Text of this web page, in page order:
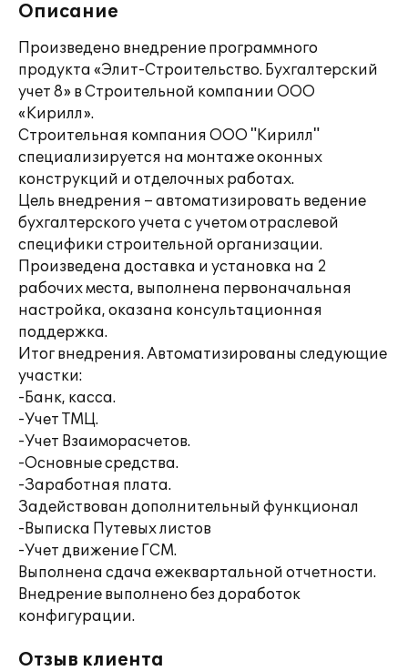
Описание
Произведено внедрение программного
продукта «Элит-Строительство. Бухгалтерский
учет 8» в Строительной компании ООО
«Кирилл».
Строительная компания ООО "Кирилл"
специализируется на монтаже оконных
конструкций и отделочных работах.
Цель внедрения – автоматизировать ведение
бухгалтерского учета с учетом отраслевой
специфики строительной организации.
Произведена доставка и установка на 2
рабочих места, выполнена первоначальная
настройка, оказана консультационная
поддержка.
Итог внедрения. Автоматизированы следующие
участки:
-Банк, касса.
-Учет ТМЦ.
-Учет Взаиморасчетов.
-Основные средства.
-Заработная плата.
Задействован дополнительный функционал
-Выписка Путевых листов
-Учет движение ГСМ.
Выполнена сдача ежеквартальной отчетности.
Внедрение выполнено без доработок
конфигурации.
Отзыв клиента